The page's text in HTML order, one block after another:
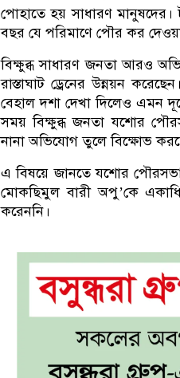
পোহাতে হয় সাধারণ মানুষদের।
বছর যে পরিমাণে পৌর কর
বিক্ষুব্ধ সাধারণ জনতা আরও
রাস্তাঘাট ড্রেনের উন্নয়ন
বেহাল দশা দেখা দিলেও এমন
সময় বিক্ষুব্ধ জনতা যশোর
নানা অভিযোগ তুলে বিক্ষোভ
এ বিষয়ে জানতে যশোর
মোকছিমুল বারী অপু’কে
করেননি।